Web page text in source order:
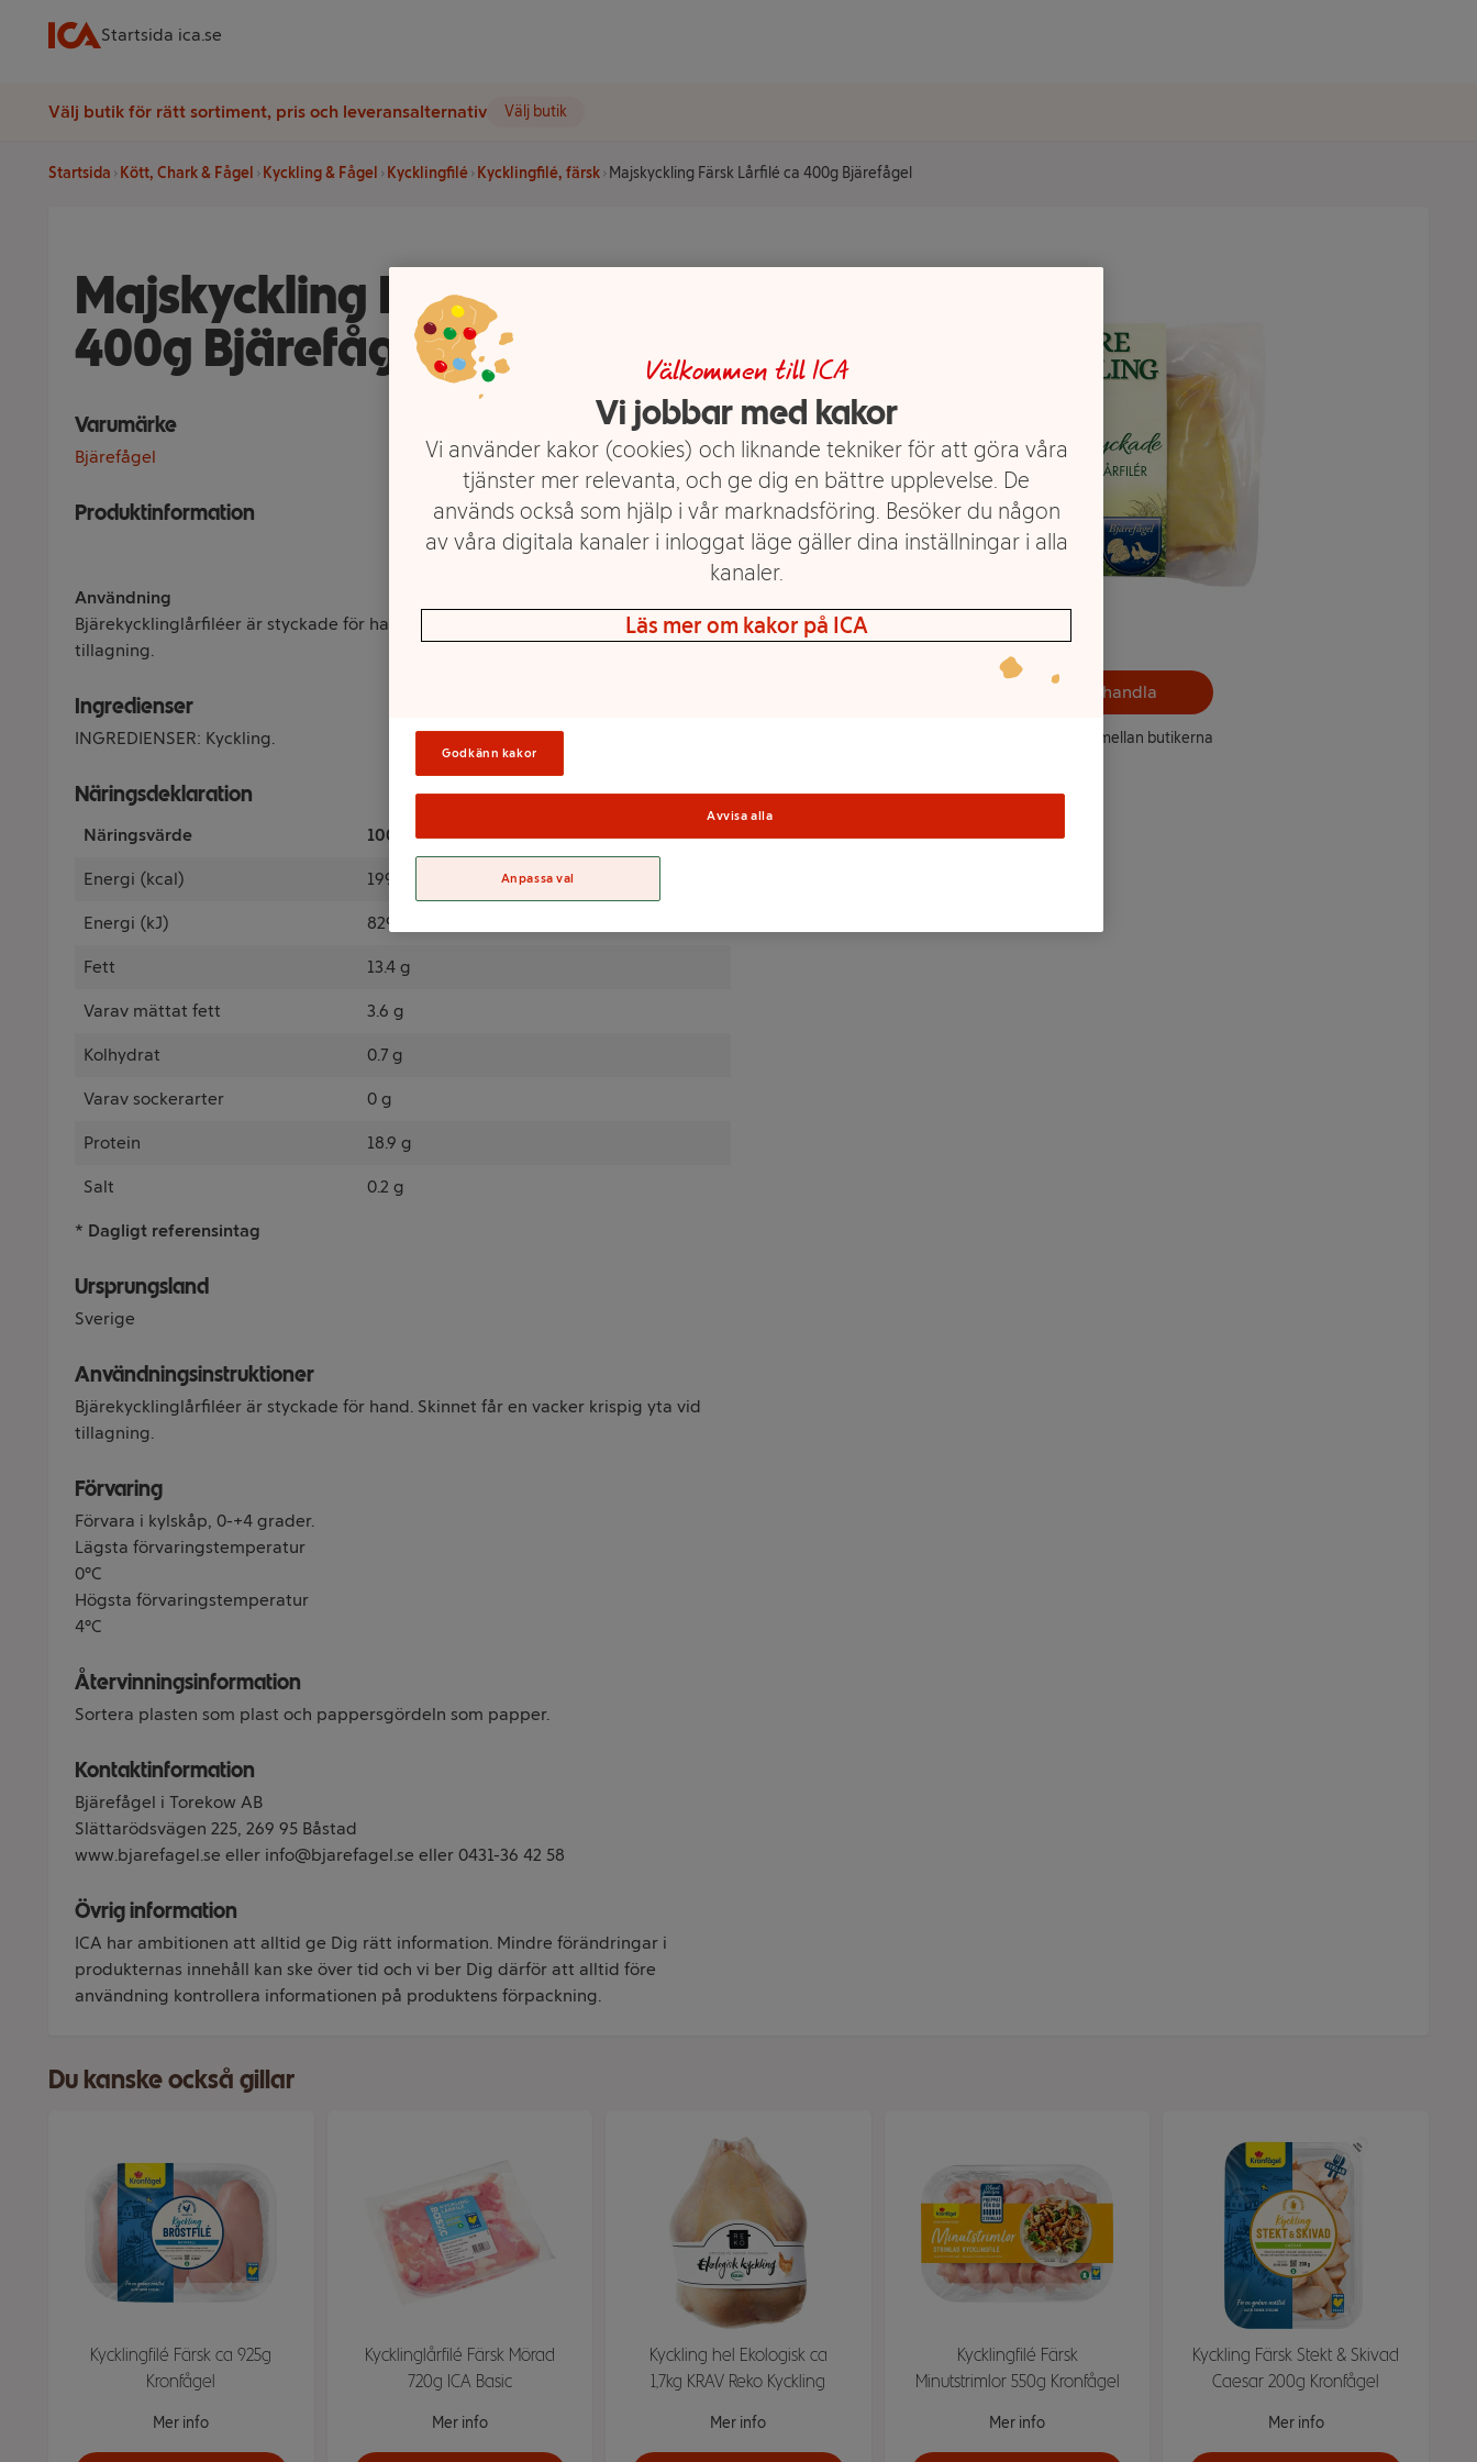
Startsida ica.se
Välj butik för rätt sortiment, pris och leveransalternativ Välj butik
Startsida Kött, Chark & Fågel Kyckling & Fågel Kycklingfilé Kycklingfilé, färsk Majskyckling Färsk Lårfilé ca 400g Bjärefågel
Majskyckling Färsk Lårfilé ca
400g Bjärefågel
Varumärke
Bjärefågel
Produktinformation
Användning
Bjärekycklinglårfiléer är styckade för hand. Skinnet får en vacker krispig yta vid
tillagning.
Ingredienser
INGREDIENSER: Kyckling.
Näringsdeklaration
Näringsvärde 100 Gram % av DRI(*)
Energi (kcal) 199 kcal
Energi (kJ) 829 kJ
Fett 13.4 g
Varav mättat fett 3.6 g
Kolhydrat 0.7 g
Varav sockerarter 0 g
Protein 18.9 g
Salt 0.2 g
* Dagligt referensintag
Ursprungsland
Sverige
Användningsinstruktioner
Bjärekycklinglårfiléer är styckade för hand. Skinnet får en vacker krispig yta vid
tillagning.
Förvaring
Förvara i kylskåp, 0-+4 grader.
Lägsta förvaringstemperatur
0°C
Högsta förvaringstemperatur
4°C
Återvinningsinformation
Sortera plasten som plast och pappersgördeln som papper.
Kontaktinformation
Bjärefågel i Torekow AB
Slättarödsvägen 225, 269 95 Båstad
www.bjarefagel.se eller info@bjarefagel.se eller 0431-36 42 58
Övrig information
ICA har ambitionen att alltid ge Dig rätt information. Mindre förändringar i
produkternas innehåll kan ske över tid och vi ber Dig därför att alltid före
användning kontrollera informationen på produktens förpackning.
Välj butik och handla
Sortimentet kan variera mellan butikerna
Du kanske också gillar
Kycklingfilé Färsk ca 925g
Kronfågel
Mer info
Kycklinglårfilé Färsk Mörad
720g ICA Basic
Mer info
Kyckling hel Ekologisk ca
1,7kg KRAV Reko Kyckling
Mer info
Kycklingfilé Färsk
Minutstrimlor 550g Kronfågel
Mer info
Kyckling Färsk Stekt & Skivad
Caesar 200g Kronfågel
Mer info
Välkommen till ICA
Vi jobbar med kakor
Vi använder kakor (cookies) och liknande tekniker för att göra våra
tjänster mer relevanta, och ge dig en bättre upplevelse. De
används också som hjälp i vår marknadsföring. Besöker du någon
av våra digitala kanaler i inloggat läge gäller dina inställningar i alla
kanaler.
Läs mer om kakor på ICA
Godkänn kakor
Avvisa alla
Anpassa val